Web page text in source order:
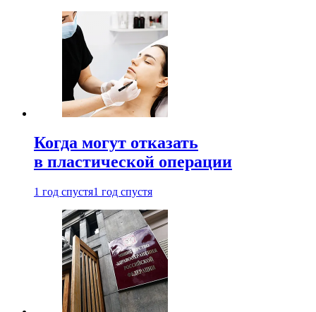
Когда могут отказать
в пластической операции
1 год спустя1 год спустя